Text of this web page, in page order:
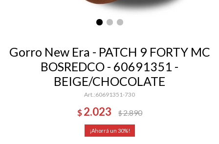
Gorro New Era - PATCH 9 FORTY MC
BOSREDCO - 60691351 -
BEIGE/CHOCOLATE
60691351-730
$ 2.023 $2.890
30